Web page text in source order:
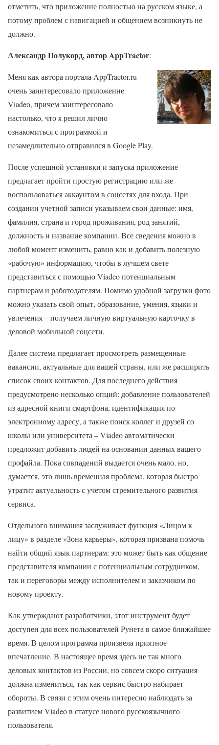
отметить, что приложение полностью на русском языке, а
потому проблем с навигацией и общением возникнуть не
должно.
Александр Полукорд, автор AppTractor:
Меня как автора портала AppTractor.ru
очень заинтересовало приложение
Viadeo, причем заинтересовало
настолько, что я решил лично
ознакомиться с программой и
незамедлительно отправился в Google Play.
После успешной установки и запуска приложение
предлагает пройти простую регистрацию или же
воспользоваться аккаунтом в соцсетях для входа. При
создании учетной записи указываем свои данные: имя,
фамилия, страна и город проживания, род занятий,
должность и название компании. Все сведения можно в
любой момент изменить, равно как и добавить полезную
«рабочую» информацию, чтобы в лучшем свете
представиться с помощью Viadeo потенциальным
партнерам и работодателям. Помимо удобной загрузки фото
можно указать свой опыт, образование, умения, языки и
увлечения – получаем личную виртуальную карточку в
деловой мобильной соцсети.
Далее система предлагает просмотреть размещенные
вакансии, актуальные для вашей страны, или же расширить
список своих контактов. Для последнего действия
предусмотрено несколько опций: добавление пользователей
из адресной книги смартфона, идентификация по
электронному адресу, а также поиск коллег и друзей со
школы или университета – Viadeo автоматически
предложит добавить людей на основании данных вашего
профайла. Пока совпадений выдается очень мало, но,
думается, это лишь временная проблема, которая быстро
утратит актуальность с учетом стремительного развития
сервиса.
Отдельного внимания заслуживает функция «Лицом к
лицу» в разделе «Зона карьеры», которая призвана помочь
найти общий язык партнерам: это может быть как общение
представителя компании с потенциальным сотрудником,
так и переговоры между исполнителем и заказчиком по
новому проекту.
Как утверждают разработчики, этот инструмент будет
доступен для всех пользователей Рунета в самое ближайшее
время. В целом программа произвела приятное
впечатление. В настоящее время здесь не так много
деловых контактов из России, но совсем скоро ситуация
должна измениться, так как сервис быстро набирает
обороты. В связи с этим очень интересно наблюдать за
развитием Viadeo в статусе нового русскоязычного
пользователя.